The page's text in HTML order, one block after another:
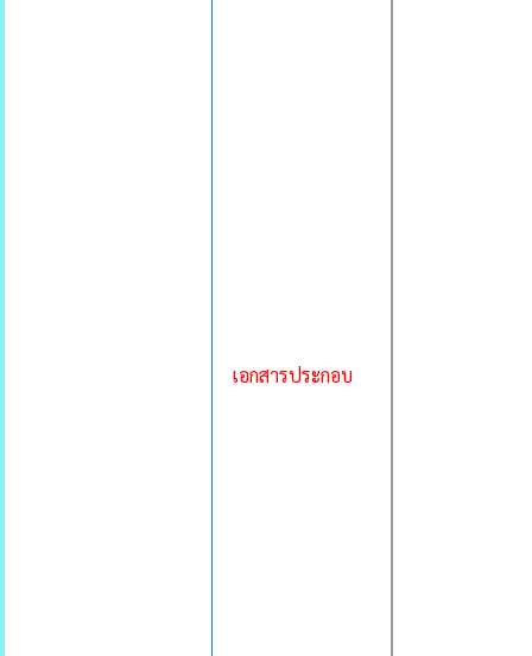
เอกสารประกอบ